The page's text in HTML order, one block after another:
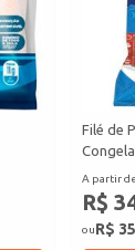
Filé de
A partir
R$
ouR$